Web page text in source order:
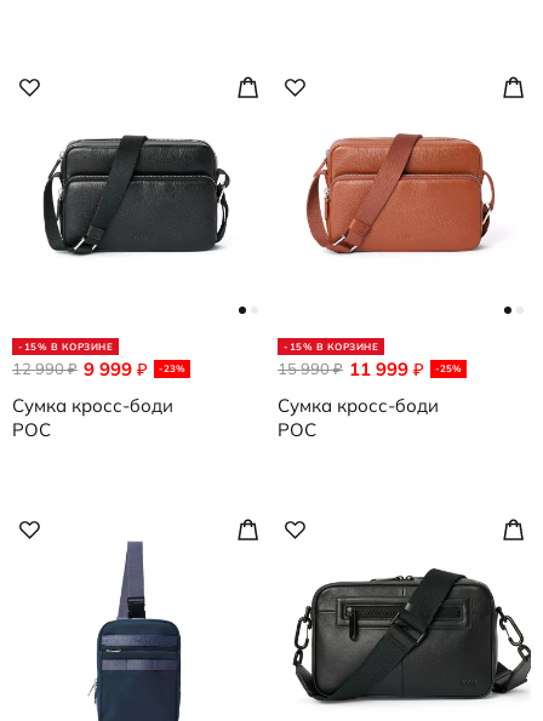
-15% В КОРЗИНЕ
9 999 ₽ -23%
12 990₽
Сумка кросс-боди
POC
-15% В КОРЗИНЕ
11 999 ₽ -25%
15 990₽
Сумка кросс-боди
POC